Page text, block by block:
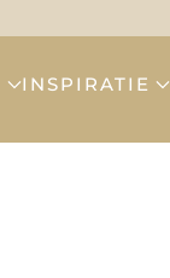
INSPIRATIE